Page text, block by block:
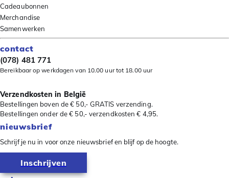
Cadeaubonnen
Merchandise
Samenwerken
contact
(078) 481 771
Bereikbaar op werkdagen van 10.00 uur tot 18.00 uur
Verzendkosten in België
Bestellingen boven de € 50,- GRATIS verzending.
Bestellingen onder de € 50,- verzendkosten € 4,95.
nieuwsbrief
Schrijf je nu in voor onze nieuwsbrief en blijf op de hoogte.
Inschrijven